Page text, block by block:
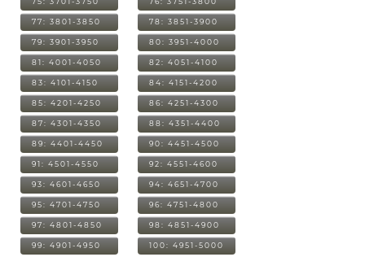
77: 3801-3850 78: 3851-3900
79: 3901-3950 80: 3951-4000
81: 4001-4050 82: 4051-4100
83: 4101-4150 84: 4151-4200
85: 4201-4250 86: 4251-4300
87: 4301-4350 88: 4351-4400
89: 4401-4450 90: 4451-4500
91: 4501-4550 92: 4551-4600
93: 4601-4650 94: 4651-4700
95: 4701-4750 96: 4751-4800
97: 4801-4850 98: 4851-4900
99: 4901-4950 100: 4951-5000